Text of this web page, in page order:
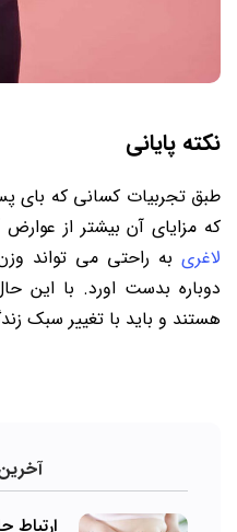
نکته پایانی
طبق تجربیات کسانی که بای
که مزایای آن بیشتر از
لاغری به راحتی می تواند
دوباره بدست اورد. با این
هستند و باید با تغییر سبک